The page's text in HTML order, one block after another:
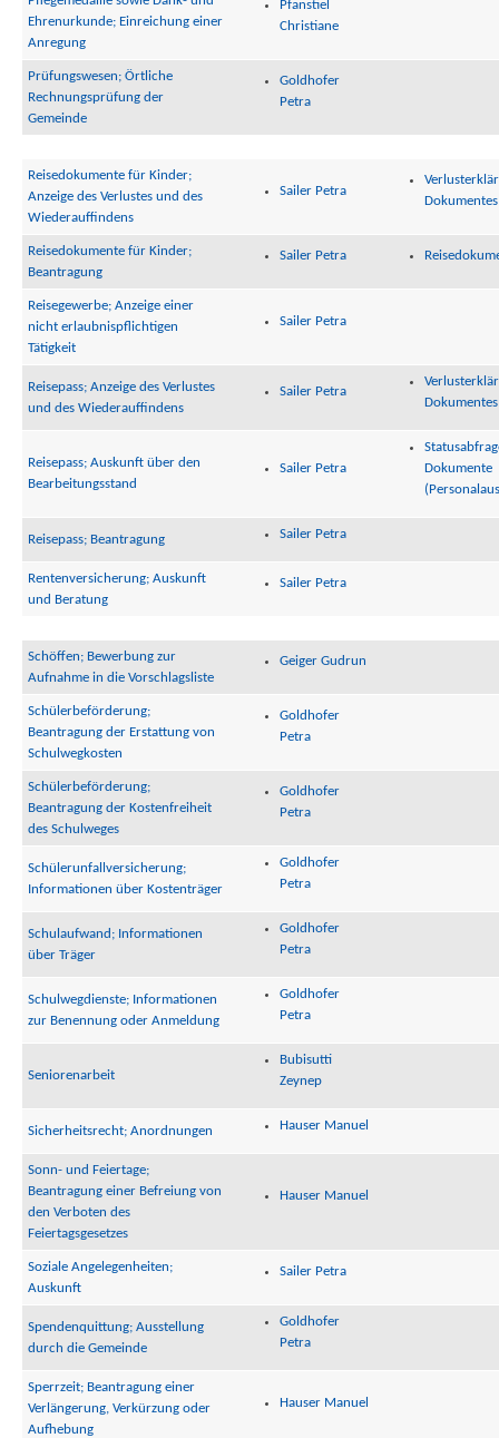
Ehrenurkunde; Einreichung einer
Anregung
Pfanstiel
Christiane
Prüfungswesen; Örtliche
Rechnungsprüfung der
Gemeinde
Goldhofer
Petra
Reisedokumente für Kinder;
Anzeige des Verlustes und des
Wiederauffindens
Sailer Petra
Dokumentes
Reisedokumente für Kinder;
Beantragung
Sailer Petra
Reisegewerbe; Anzeige einer
nicht erlaubnispflichtigen
Tätigkeit
Sailer Petra
Reisepass; Anzeige des Verlustes
und des Wiederauffindens
Sailer Petra
Dokumentes
Reisepass; Auskunft über den
Bearbeitungsstand
Sailer Petra
Dokumente
Reisepass; Beantragung Sailer Petra
Rentenversicherung; Auskunft
und Beratung
Sailer Petra
Schöffen; Bewerbung zur
Aufnahme in die Vorschlagsliste
Geiger Gudrun
Schülerbeförderung;
Beantragung der Erstattung von
Schulwegkosten
Goldhofer
Petra
Schülerbeförderung;
Beantragung der Kostenfreiheit
des Schulweges
Goldhofer
Petra
Schülerunfallversicherung;
Informationen über Kostenträger
Goldhofer
Petra
Schulaufwand; Informationen
über Träger
Goldhofer
Petra
Schulwegdienste; Informationen
zur Benennung oder Anmeldung
Goldhofer
Petra
Seniorenarbeit
Bubisutti
Zeynep
Sicherheitsrecht; Anordnungen Hauser Manuel
Sonn- und Feiertage;
Beantragung einer Befreiung von
den Verboten des
Feiertagsgesetzes
Hauser Manuel
Soziale Angelegenheiten;
Auskunft
Sailer Petra
Spendenquittung; Ausstellung
durch die Gemeinde
Goldhofer
Petra
Sperrzeit; Beantragung einer
Verlängerung, Verkürzung oder
Aufhebung
Hauser Manuel